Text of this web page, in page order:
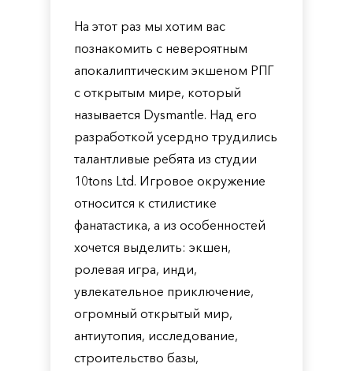
На этот раз мы хотим вас
познакомить с невероятным
апокалиптическим экшеном РПГ
с открытым мире, который
называется Dysmantle. Над его
разработкой усердно трудились
талантливые ребята из студии
10tons Ltd. Игровое окружение
относится к стилистике
фанатастика, а из особенностей
хочется выделить: экшен,
ролевая игра, инди,
увлекательное приключение,
огромный открытый мир,
антиутопия, исследование,
строительство базы,